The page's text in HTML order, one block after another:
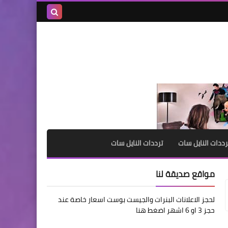
النايل سات ترددات النايل سات
مواقع صديقة لنا
لحجز الاعلانات البنرات والجيست بوست اسعار خاصة عند
حجز 3 او 6 اشهر اضغط هنا